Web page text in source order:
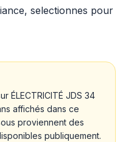
selectionnes pour
ÉLECTRICITÉ JDS 34
affichés dans ce
proviennent des
publiquement.